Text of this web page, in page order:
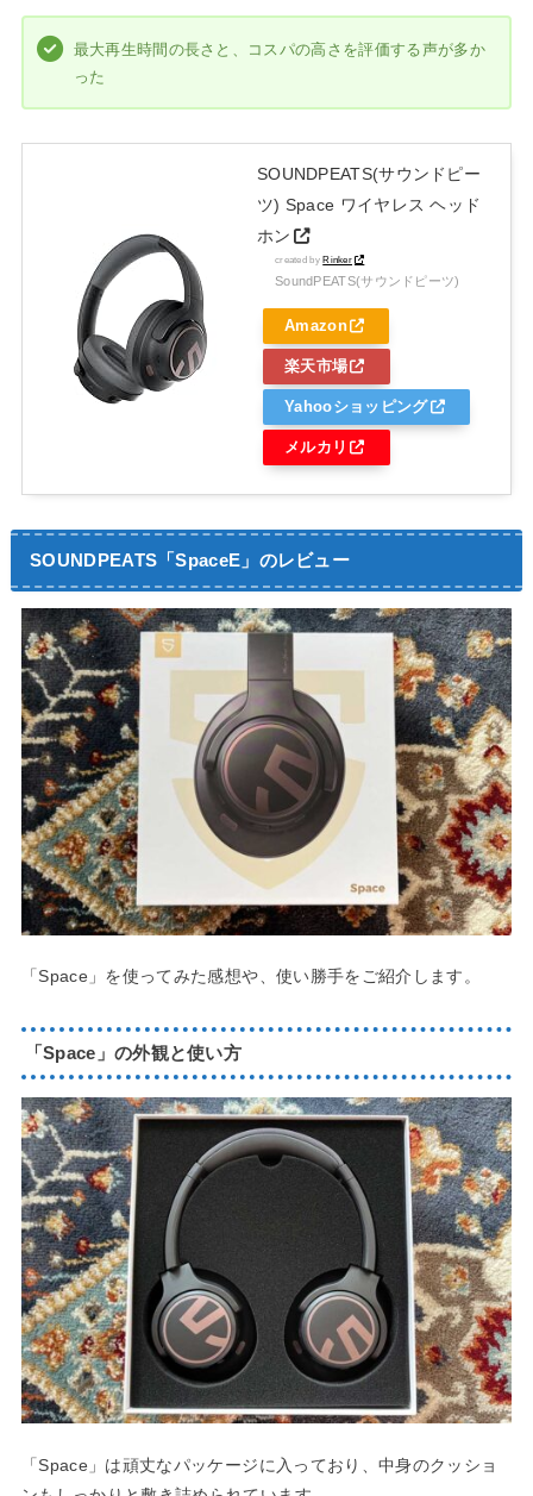
最大再生時間の長さと、コスパの高さを評価する声が多か
った
SOUNDPEATS(サウンドピー
ツ) Space ワイヤレス ヘッド
ホン
created byRinker
SoundPEATS(サウンドピーツ)
Amazon
楽天市場
Yahooショッピング
メルカリ
SOUNDPEATS「SpaceE」のレビュー
「Space」を使ってみた感想や、使い勝手をご紹介します。
「Space」の外観と使い方
「Space」は頑丈なパッケージに入っており、中身のクッショ